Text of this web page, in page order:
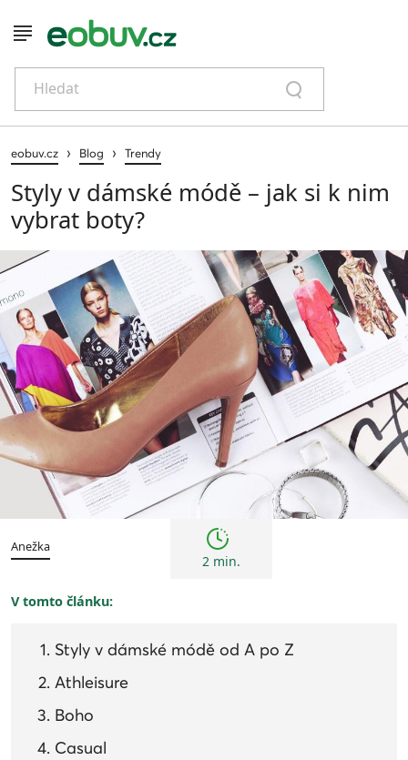
Hledat
eobuv.cz › Blog › Trendy
Styly v dámské módě – jak si k nim
vybrat boty?
Trendy
Anežka
2 min.
V tomto článku:
Styly v dámské módě od A po Z
Athleisure
Boho
Casual